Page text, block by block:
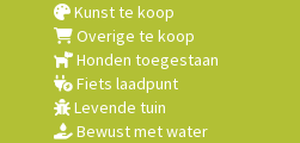
Kunst te koop
Overige te koop
Honden toegestaan
Fiets laadpunt
Levende tuin
Bewust met water